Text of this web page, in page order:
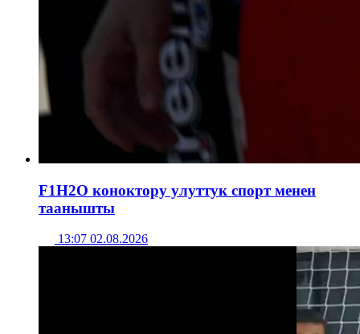
F1H2O коноктору улуттук спорт менен
таанышты
13:07 02.08.2026